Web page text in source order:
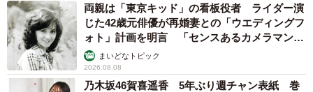
両親は「東京キッド」の看板役者 ライダー演
じた42歳元俳優が再婚妻との「ウエディングフ
ォト」計画を明言 「センスあるカメラマン求
む」まいどなトピック
2026.08.08
乃木坂46賀喜遥香 5年ぶり週チャン表紙 巻